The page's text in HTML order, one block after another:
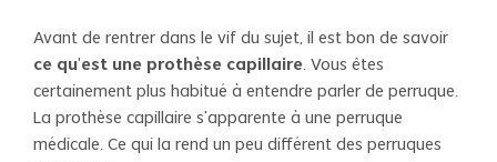
Avant de rentrer dans le vif du sujet, il est bon de savoir
ce qu’est une prothèse capillaire. Vous êtes
certainement plus habitué à entendre parler de perruque.
La prothèse capillaire s’apparente à une perruque
médicale. Ce qui la rend un peu différent des perruques